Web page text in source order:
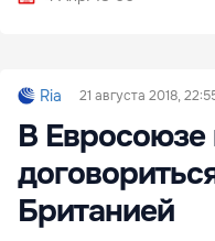
Ria 21 августа 2018,
В Евросоюзе
Британией